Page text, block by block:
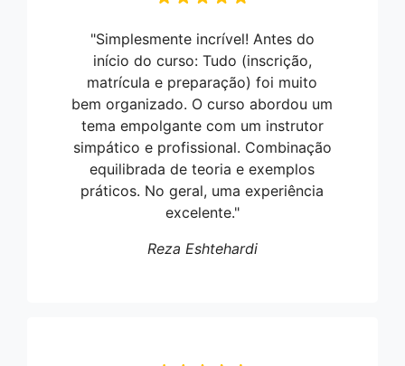
"Simplesmente incrível! Antes do
início do curso: Tudo (inscrição,
matrícula e preparação) foi muito
bem organizado. O curso abordou um
tema empolgante com um instrutor
simpático e profissional. Combinação
equilibrada de teoria e exemplos
práticos. No geral, uma experiência
excelente."
Reza Eshtehardi